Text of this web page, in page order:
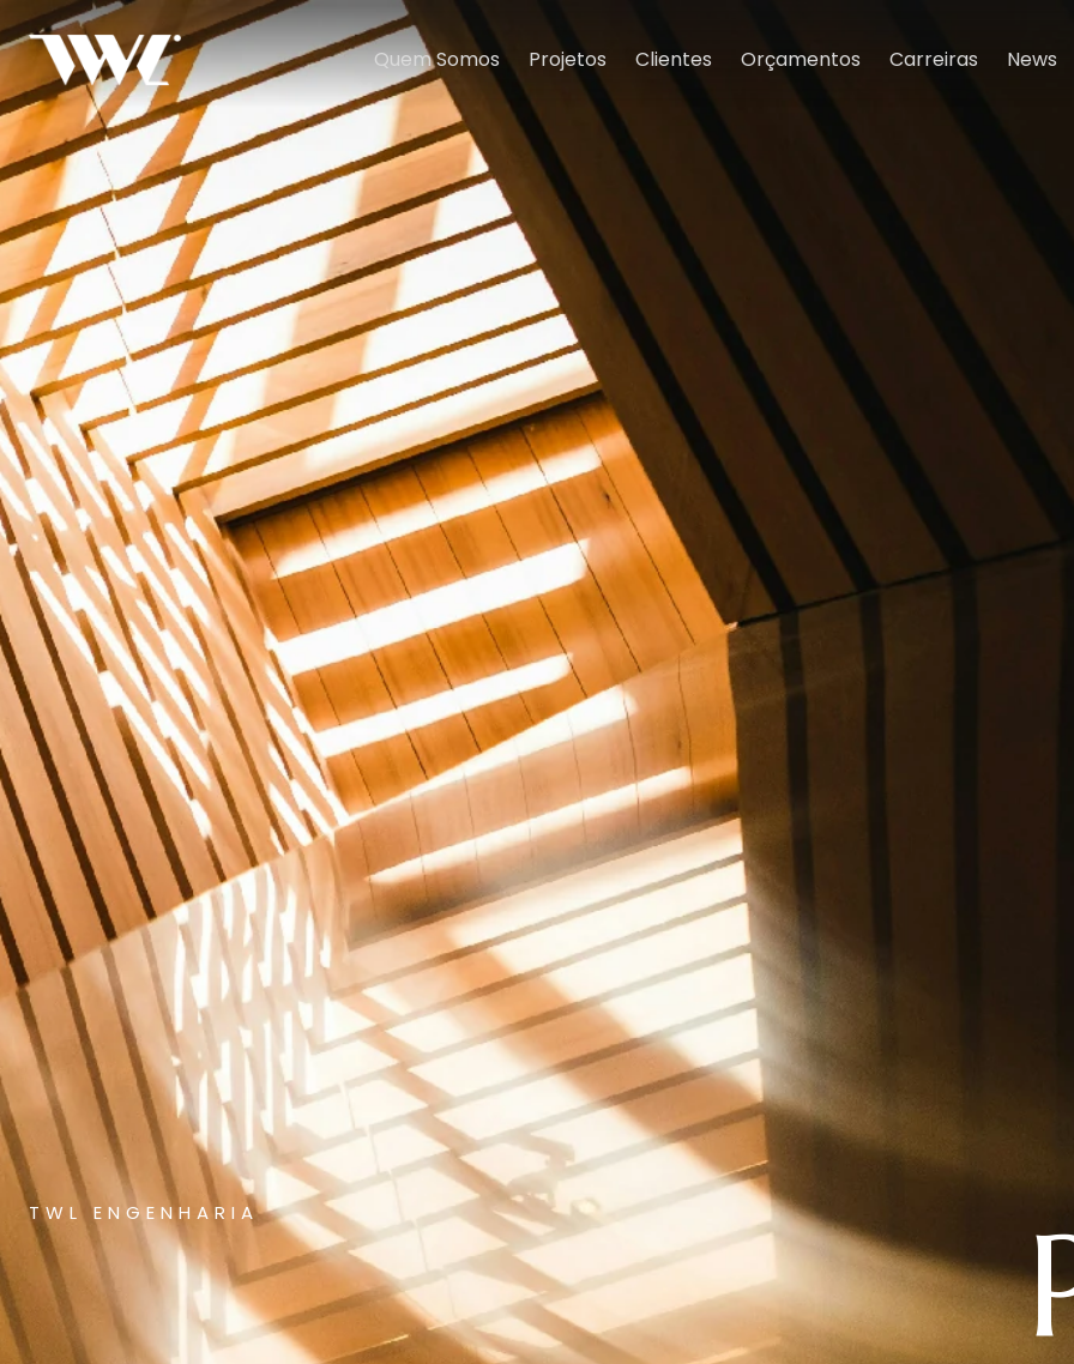
Quem Somos Projetos Clientes Orçamentos Carreiras News
TWL ENGENHARIA